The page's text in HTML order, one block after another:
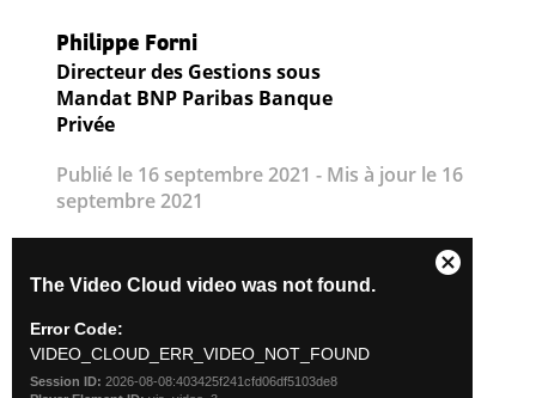
Philippe Forni
Directeur des Gestions sous
Mandat BNP Paribas Banque
Privée
Publié le 16 septembre 2021 - Mis à jour le 16
septembre 2021